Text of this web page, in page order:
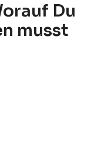
Du
musst